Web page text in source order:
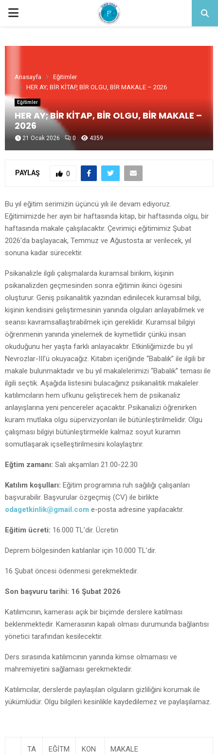
PRIMARY
Anasayfa
Eğitimler
HER AY; BİR KİTAP, BİR OLGU, BİR MAKALE – 2026
Eğitimler
HER AY; BİR KİTAP, BİR OLGU, BİR MAKALE –
2026
21 Ocak 2026 0 4359
PAYLAŞ 0
Bu yıl eğitim serimizin üçüncü yılı ile devam ediyoruz.
Eğitimimizde her ayın bir haftasında kitap, bir haftasında olgu, bir
haftasında makale çalışılacaktır. Çevrimiçi eğitimimiz Şubat
2026’da başlayacak, Temmuz ve Ağustosta ar verilecek, yıl
sonuna kadar sürecektir.
Psikanalizle ilgili çalışmalarda kuramsal birikim, kişinin
psikanalizden geçmesinden sonra eğitimin ikinci ögesini
oluşturur. Geniş psikanalitik yazından edinilecek kuramsal bilgi,
kişinin kendisini geliştirmesinin yanında olguları anlayabilmek ve
seansı kavramsallaştırabilmek için gereklidir. Kuramsal bilgiyi
öğrenmenin yanında yinelemek de kıymetlidir çünkü insan
okuduğunu her yaşta farklı anlayacaktır. Etkinliğimizde bu yıl
Nevrozlar-III’ü okuyacağız. Kitabın içeriğinde “Babalık” ile ilgili bir
makale bulunmaktadır ve bu yıl makalelerimizi “Babalık” teması ile
ilgili seçtik. Aşağıda listesini bulacağınız psikanalitik makaleler
katılımcıların hem ufkunu geliştirecek hem de psikanaliz
anlayışlarına yeni pencereler açacaktır. Psikanalizi öğrenirken
kuram mutlaka olgu süpervizyonları ile bütünleştirilmelidir. Olgu
çalışması bilgiyi bütünleştirmekle kalmaz soyut kuramın
somutlaşarak içselleştirilmesini kolaylaştırır.
Eğtim zamanı: Salı akşamları 21.00-22.30
Katılım koşulları: Eğitim programına ruh sağılığı çalışanları
başvurabilir. Başvurular özgeçmiş (CV) ile birlikte
odagetkinlik@gmail.com e-posta adresine yapılacaktır.
Eğitim ücreti: 16.000 TL’dir. Ücretin
Deprem bölgesinden katılanlar için 10.000 TL’dir.
16 Şubat öncesi ödenmesi gerekmektedir.
Son başvuru tarihi: 16 Şubat 2026
Katılımcının, kamerası açık bir biçimde derslere katılması
beklenmektedir. Kamerasının kapalı olması durumunda bağlantısı
yönetici tarafından kesilecektir.
Ders sırasında katılımcının yanında kimse olmaması ve
mahremiyetini sağlaması gerekmektedir.
Katılımcılar, derslerde paylaşılan olguların gizliliğini korumak ile
yükümlüdür. Olgu bilgileri kesinlikle kaydedilemez ve paylaşılamaz.
TA
EĞİTM
KON
MAKALE